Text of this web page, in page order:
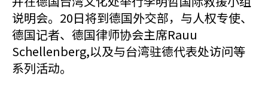
说明会。20日将到德国外交部，与人权专使、
德国记者、德国律师协会主席Rauu
Schellenberg,以及与台湾驻德代表处访问等
系列活动。